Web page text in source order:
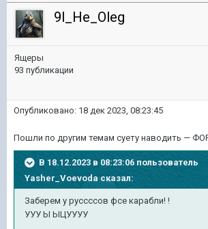
9l_He_Oleg
Ящеры
93 публикации
Опубликовано: 18 дек 2023, 08:23:45
Пошли по другим темам суету наводить —
В 18.12.2023 в 08:23:06 пользователь
Yasher_Voevoda сказал:
Заберем у руссссов фсе карабли! !
УУУ Ы ЫЦУУУУ